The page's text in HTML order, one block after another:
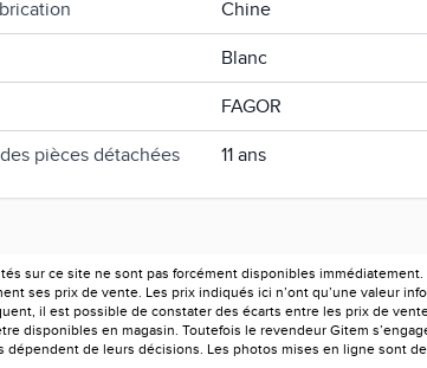
Chine
Blanc
FAGOR
pièces détachées 11 ans
sur ce site ne sont pas forcément disponibles
ses prix de vente. Les prix indiqués ici n’ont qu’une valeur
il est possible de constater des écarts entre les prix de
disponibles en magasin. Toutefois le revendeur Gitem
dépendent de leurs décisions. Les photos mises en ligne sont